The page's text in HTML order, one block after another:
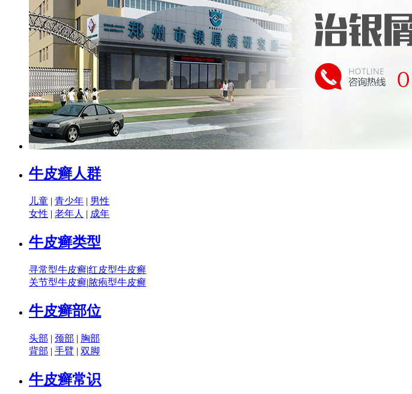
牛皮癣人群
儿童 | 青少年 | 男性
女性 | 老年人 | 成年
牛皮癣类型
寻常型牛皮癣|红皮型牛皮癣
关节型牛皮癣|脓疱型牛皮癣
牛皮癣部位
头部 | 颈部 | 胸部
背部 | 手臂 | 双脚
牛皮癣常识